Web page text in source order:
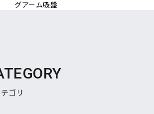
グアーム吸盤
ゴリ